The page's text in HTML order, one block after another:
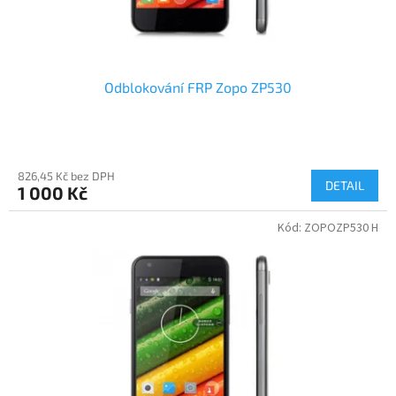
Odblokování FRP Zopo ZP530
826,45 Kč bez DPH
1 000 Kč DETAIL
Kód: ZOPOZP530 H